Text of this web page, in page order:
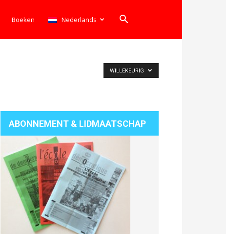
Boeken Nederlands
WILLEKEURIG
ABONNEMENT & LIDMAATSCHAP